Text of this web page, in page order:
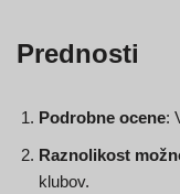
Prednosti
Podrobne ocene:
Raznolikost
klubov.